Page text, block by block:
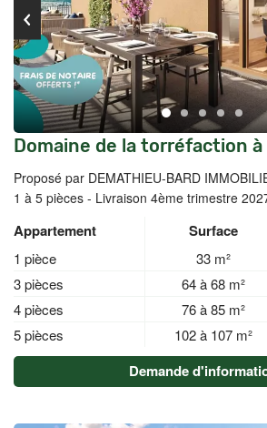
Domaine de la torréfaction
Proposé par DEMATHIEU-BARD
1 à 5 pièces - Livraison 4ème trimestre
Appartement Surface
1 pièce 33 m²
3 pièces 64 à 68 m²
4 pièces 76 à 85 m²
5 pièces 102 à 107 m²
Demande